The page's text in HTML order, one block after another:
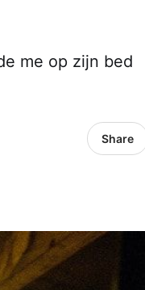
me op zijn bed
Share